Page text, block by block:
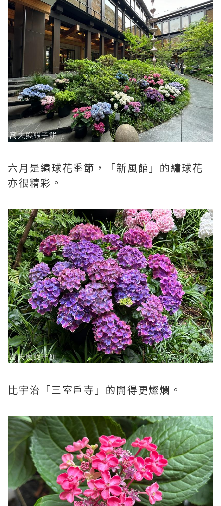
六月是繡球花季節，「新風館」的繡球花
亦很精彩。
比宇治「三室戶寺」的開得更燦爛。